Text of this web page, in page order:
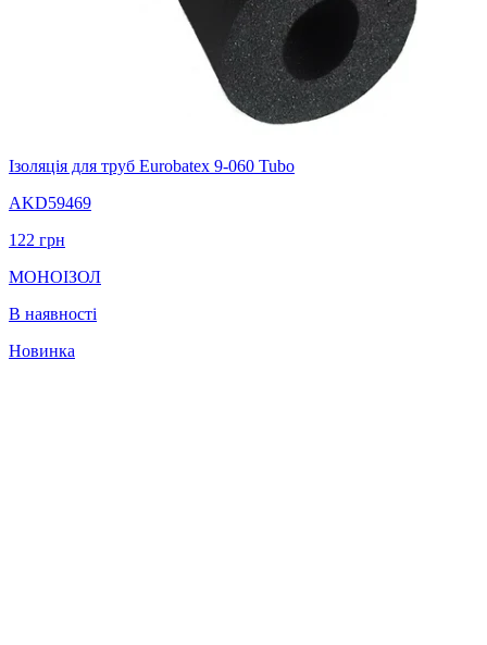
Ізоляція для труб Eurobatex 9-060 Tubo
AKD59469
122 грн
МОНОІЗОЛ
В наявності
Новинка